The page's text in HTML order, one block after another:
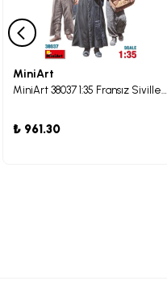
MiniArt
MiniArt 38037 1:35 Fransız Siviller-Reçineden Başlar-1930-40
₺ 961.30